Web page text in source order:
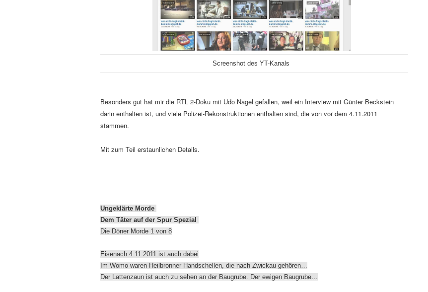
Screenshot des YT-Kanals
Besonders gut hat mir die RTL 2-Doku mit Udo Nagel gefallen, weil ein Interview mit Günter Beckstein
darin enthalten ist, und viele Polizei-Rekonstruktionen enthalten sind, die von vor dem 4.11.2011
stammen.
Mit zum Teil erstaunlichen Details.
Ungeklärte Morde
Dem Täter auf der Spur Spezial
Die Döner Morde 1 von 8
Eisenach 4.11.2011 ist auch dabei
Im Womo waren Heilbronner Handschellen, die nach Zwickau gehören…
Der Lattenzaun ist auch zu sehen an der Baugrube. Der ewigen Baugrube…